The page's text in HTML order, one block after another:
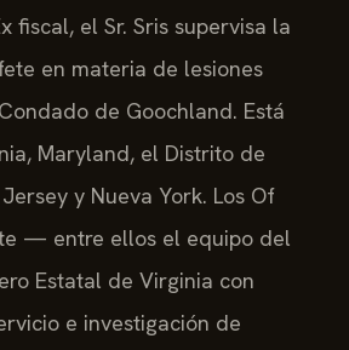
fiscal, el Sr. Sris supervisa la
en materia de lesiones
de Goochland. Está
Maryland, el Distrito de
y Nueva York. Los Of
— entre ellos el equipo del
Estatal de Virginia con
e investigación de